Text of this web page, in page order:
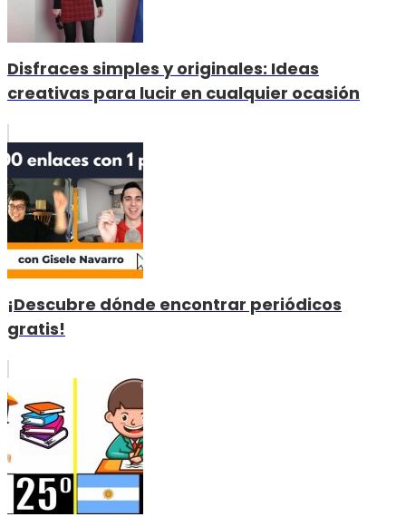
Disfraces simples y originales: Ideas
creativas para lucir en cualquier ocasión
¡Descubre dónde encontrar periódicos
gratis!